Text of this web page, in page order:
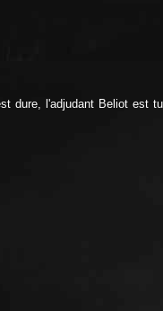
dure, l'adjudant Beliot